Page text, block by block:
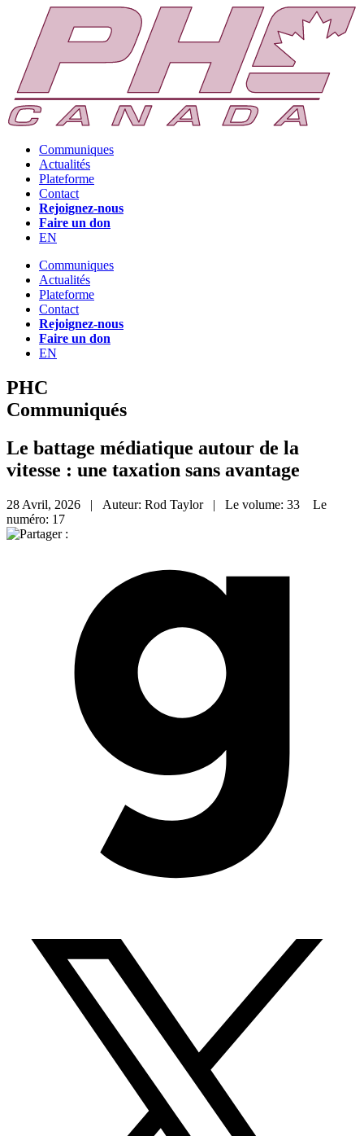
Communiques
Actualités
Plateforme
Contact
Rejoignez-nous
Faire un don
EN
Communiques
Actualités
Plateforme
Contact
Rejoignez-nous
Faire un don
EN
PHC
Communiqués
Le battage médiatique autour de la
vitesse : une taxation sans avantage
28 Avril, 2026 | Auteur: Rod Taylor | Le volume: 33 Le
numéro: 17